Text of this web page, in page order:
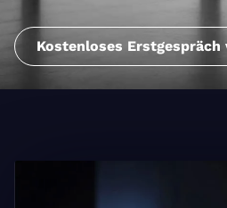
Kostenloses Erstgespräch